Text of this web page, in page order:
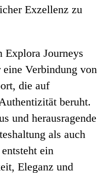
Exzellenz zu
Explora Journeys
Verbindung von
die auf
beruht.
und herausragende
als auch
ein
Eleganz und